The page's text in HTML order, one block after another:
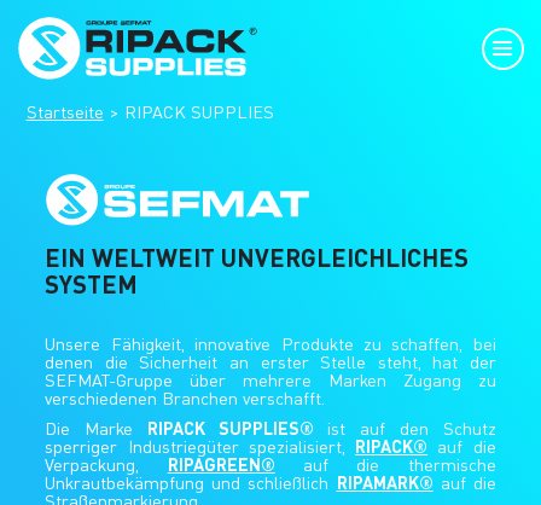
Startseite RIPACK SUPPLIES
EIN WELTWEIT UNVERGLEICHLICHES
SYSTEM
Unsere Fähigkeit, innovative Produkte zu schaffen, bei
denen die Sicherheit an erster Stelle steht, hat der
SEFMAT-Gruppe über mehrere Marken Zugang zu
verschiedenen Branchen verschafft.
Die Marke RIPACK SUPPLIES® ist auf den Schutz
sperriger Industriegüter spezialisiert, RIPACK® auf die
Verpackung, RIPAGREEN® auf die thermische
Unkrautbekämpfung und schließlich RIPAMARK® auf die